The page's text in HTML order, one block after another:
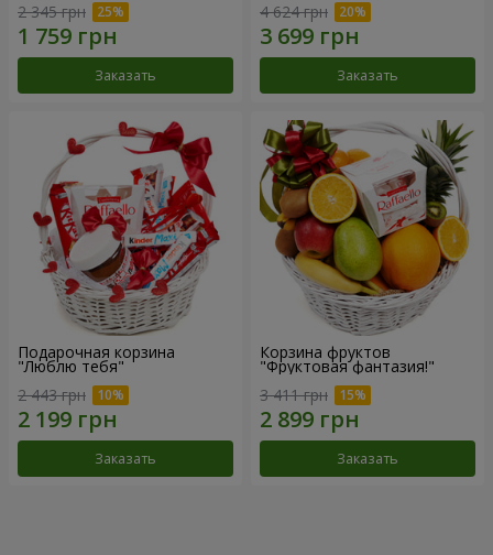
2 345 грн
Заказать
4 624 грн
Заказать
Подарочная корзина
"Люблю тебя"
2 443 грн
Заказать
Корзина фруктов
"Фруктовая фантазия!"
3 411 грн
Заказать